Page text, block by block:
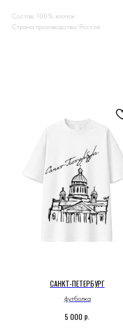
Состав: 100% хлопок
Страна производства: Россия
САНКТ-ПЕТЕРБУРГ
футболка
5 000 р.